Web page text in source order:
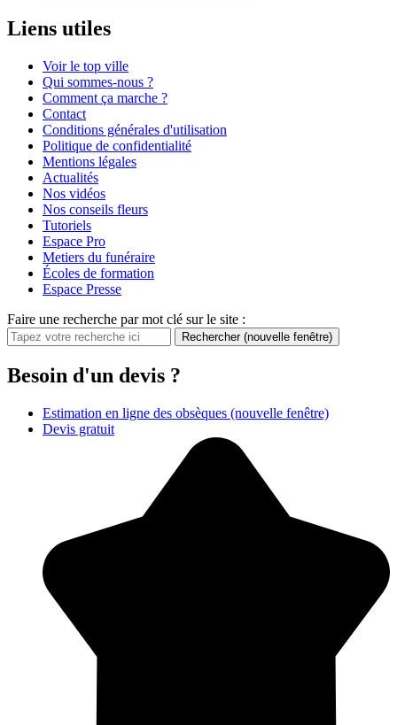
Liens utiles
Voir le top ville
Qui sommes-nous ?
Comment ça marche ?
Contact
Conditions générales d'utilisation
Politique de confidentialité
Mentions légales
Actualités
Nos vidéos
Nos conseils fleurs
Tutoriels
Espace Pro
Metiers du funéraire
Écoles de formation
Espace Presse
Faire une recherche par mot clé sur le site :
Rechercher (nouvelle fenêtre)
Besoin d'un devis ?
Estimation en ligne des obsèques (nouvelle fenêtre)
Devis gratuit